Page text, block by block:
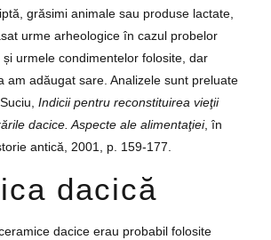
grăsimi animale sau produse lactate,
urme arheologice în cazul probelor
urmele condimentelor folosite, dar
am adăugat sare. Analizele sunt preluate
Indicii pentru reconstituirea vieţii
dacice. Aspecte ale alimentaţiei, în
antică, 2001, p. 159-177.
dacică
dacice erau probabil folosite